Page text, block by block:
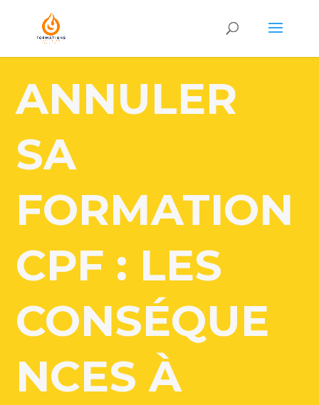
ANNULER
SA
FORMATION
CPF : LES
CONSÉQUE
NCES À